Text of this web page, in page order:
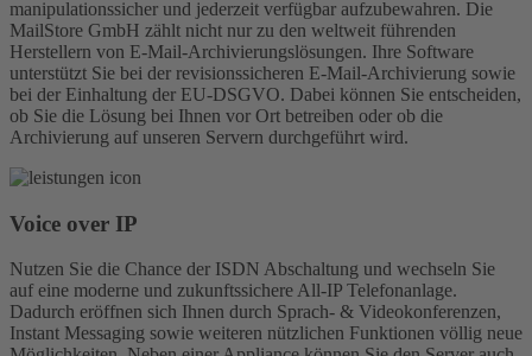
manipulationssicher und jederzeit verfügbar aufzubewahren. Die
MailStore GmbH zählt nicht nur zu den weltweit führenden
Herstellern von E-Mail-Archivierungslösungen. Ihre Software
unterstützt Sie bei der revisionssicheren E-Mail-Archivierung sowie
bei der Einhaltung der EU-DSGVO. Dabei können Sie entscheiden,
ob Sie die Lösung bei Ihnen vor Ort betreiben oder ob die
Archivierung auf unseren Servern durchgeführt wird.
Voice over IP
Nutzen Sie die Chance der ISDN Abschaltung und wechseln Sie
auf eine moderne und zukunftssichere All-IP Telefonanlage.
Dadurch eröffnen sich Ihnen durch Sprach- & Videokonferenzen,
Instant Messaging sowie weiteren nützlichen Funktionen völlig neue